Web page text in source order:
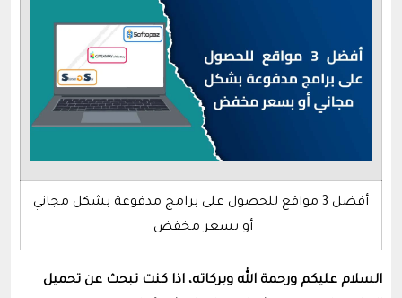
أفضل 3 مواقع للحصول على برامج مدفوعة بشكل مجاني
أو بسعر مخفض
السلام عليكم ورحمة الله وبركاته، اذا كنت تبحث عن تحميل